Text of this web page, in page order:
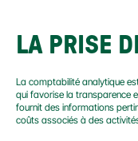
LA PRISE
La comptabilité analytique
qui favorise la transparence
fournit des informations
coûts associés à des